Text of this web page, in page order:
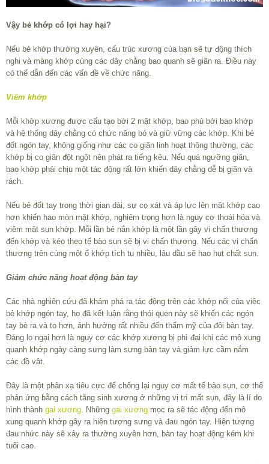
Vậy bẻ khớp có lợi hay hại?
Nếu bẻ khớp thường xuyên, cấu trúc xương của bạn sẽ tự động thích
nghi và màng khớp cùng các dây chằng bao quanh sẽ giãn ra. Điều này
có thể dẫn đến các vấn đề về chức năng.
Viêm khớp
Mỗi khớp xương được cấu tạo bởi 2 mặt khớp, bao phủ bởi bao khớp
và hệ thống dây chằng có chức năng bó và giữ vững các khớp. Khi bẻ
đốt ngón tay, không giống như các co giãn linh hoạt thông thường, các
khớp bị co giãn đột ngột nên phát ra tiếng kêu. Nếu quá ngưỡng giãn,
bao khớp phải chịu một tác động rất lớn khiến dây chằng dễ bị giãn và
rách.
Nếu bẻ đốt tay trong thời gian dài, sự cọ xát và áp lực lên mặt khớp cao
hơn khiến hao mòn mặt khớp, nghiêm trọng hơn là nguy cơ thoái hóa và
viêm mặt sụn khớp. Mỗi lần bẻ nắn khớp là một lần gây vi chấn thương
đến khớp và kéo theo tế bào sụn sẽ bị vi chấn thương. Nếu các vi chấn
thương trên cùng một ổ khớp tích tụ nhiều, lâu dầu sẽ hao hụt chất sụn.
Giảm chức năng hoạt động bàn tay
Các nhà nghiên cứu đã khám phá ra tác động trên các khớp nối của việc
bẻ khớp ngón tay, họ đã kết luận rằng thói quen này sẽ khiến các ngón
tay bè ra và to hơn, ảnh hưởng rất nhiều đến thẩm mỹ của đôi bàn tay.
Đáng lo ngại hơn là nguy cơ các khớp xương bị phì đại khi các mô xung
quanh khớp ngày càng sưng làm sưng bàn tay và giảm lực cầm nắm
các đồ vật.
Đây là một phản xạ tiêu cực để chống lại nguy cơ mất tế bào sụn, cơ thể
phản ứng bằng cách tăng sinh xương ở những vị trí mất sụn, đây là lí do
hình thành gai xương . Những gai xương mọc ra sẽ tác động đến mô
xung quanh khớp gây ra hiện tượng sưng và đau ngón tay. Hiện tượng
đau nhức này sẽ xảy ra thường xuyên hơn, bàn tay hoạt động kém khi
tuổi cao.